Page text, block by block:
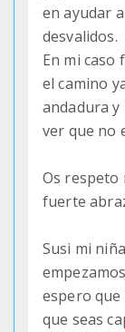
en ayudar
desvalidos.
En mi
el camino
andadura
ver que no
Os respeto
fuerte
Susi mi
espero
que seas